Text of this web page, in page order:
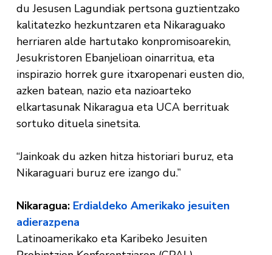
du Jesusen Lagundiak pertsona guztientzako
kalitatezko hezkuntzaren eta Nikaraguako
herriaren alde hartutako konpromisoarekin,
Jesukristoren Ebanjelioan oinarritua, eta
inspirazio horrek gure itxaropenari eusten dio,
azken batean, nazio eta nazioarteko
elkartasunak Nikaragua eta UCA berrituak
sortuko dituela sinetsita.
“Jainkoak du azken hitza historiari buruz, eta
Nikaraguari buruz ere izango du.”
Nikaragua: Erdialdeko Amerikako jesuiten
adierazpena
Latinoamerikako eta Karibeko Jesuiten